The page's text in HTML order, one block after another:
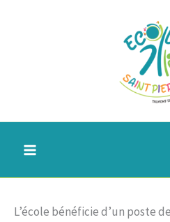
L’école bénéficie d’un poste